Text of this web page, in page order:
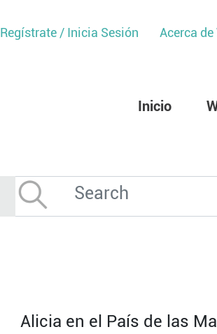
Regístrate / Inicia Sesión Acerca de
Inicio
Alicia en el País de las